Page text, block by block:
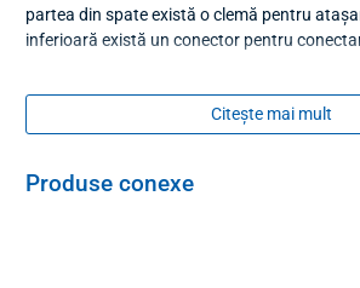
partea din spate există o clemă pentru
inferioară există un conector pentru
Citește mai mult
Produse conexe